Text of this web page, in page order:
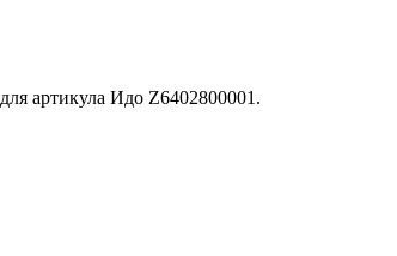
артикула Идо Z6402800001.